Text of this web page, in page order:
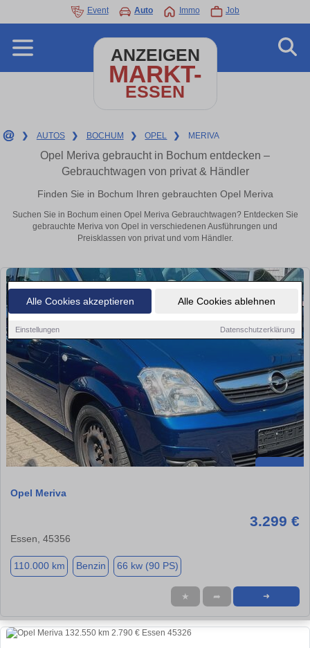
Alle Cookies akzeptieren Alle Cookies ablehnen
Einstellungen Datenschutzerklärung
Event Auto Immo Job
ANZEIGEN
MARKT-
ESSEN
❯ AUTOS ❯ BOCHUM ❯ OPEL ❯ MERIVA
Opel Meriva gebraucht in Bochum entdecken –
Gebrauchtwagen von privat & Händler
Finden Sie in Bochum Ihren gebrauchten Opel Meriva
Suchen Sie in Bochum einen Opel Meriva Gebrauchtwagen? Entdecken Sie
gebrauchte Meriva von Opel in verschiedenen Ausführungen und
Preisklassen von privat und vom Händler.
Opel Meriva
3.299 €
Essen, 45356
110.000 km Benzin 66 kw (90 PS)
★ ➦ ➜